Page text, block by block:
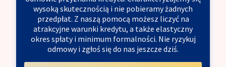
wysoką skutecznością i nie pobieramy żadnych
przedpłat. Z naszą pomocą możesz liczyć na
atrakcyjne warunki kredytu, a także elastyczny
okres spłaty i minimum formalności. Nie ryzykuj
odmowy i zgłoś się do nas jeszcze dziś.